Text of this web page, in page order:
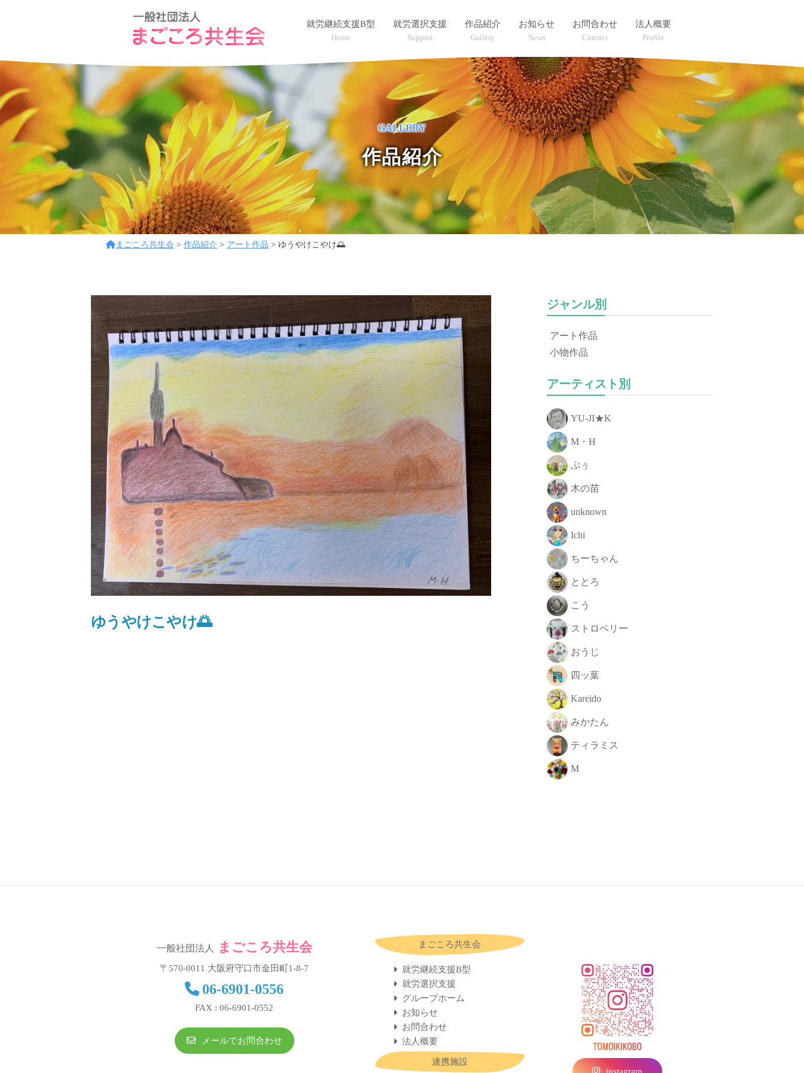
ン
ツ
へ
ス
ッ
般
社
団
法
人
ま
ご
こ
ろ
共
会
ッ
ト
ホ
な
環
境
で
フ
レ
リ
ー
で
経
な
ス
タ
ッ
フ
が
理
を
せ
ず
き
就労継続支援B型
Home
就労選択支援
Support
作品紹介
Gallery
お知らせ
News
お問合わせ
Contact
法人概要
Profile
GALLERY
作品紹介
まごころ共生会 > 作品紹介 > アート作品 > ゆうやけこやけ🌅
ゆうやけこやけ🌅
ジャンル別
アート作品
小物作品
アーティスト別
YU-JI★K
M・H
ぷぅ
木の苗
unknown
Ichi
ちーちゃん
ととろ
こう
ストロベリー
おうじ
四ッ葉
Kareido
みかたん
ティラミス
M
一般社団法人 まごころ共生会
〒570-0011 大阪府守口市金田町1-8-7
06-6901-0556
FAX : 06-6901-0552
メールでお問合わせ
まごころ共生会
就労継続支援B型
就労選択支援
グループホーム
お知らせ
お問合わせ
法人概要
連携施設
instagram
般
社
団
法
人
ま
ご
共
生
会